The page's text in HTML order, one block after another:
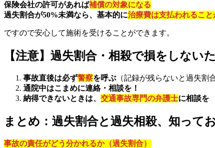
保険会社の許可があれば補償の対象になる
過失割合が50%未満なら、基本的に治療費は支払われること
ですので安心して施術を受けることができます。
【注意】過失割合・相殺で損をしない
事故直後は必ず警察を呼ぶ （記録が残らないと過失割
通院中はこまめに連絡・相談を！
納得できないときは、 交通事故専門の弁護士に相談を
まとめ：過失割合と過失相殺、知って
事故の責任がどう分かれるか（過失割合）